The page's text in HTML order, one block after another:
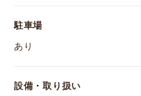
駐車場
あり
設備・取り扱い